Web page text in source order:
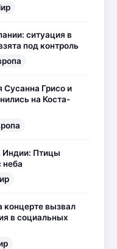
ситуация в
под контроль
Сусанна Грисо и
на Коста-
Индии: Птицы
неба
концерте вызвал
в социальных